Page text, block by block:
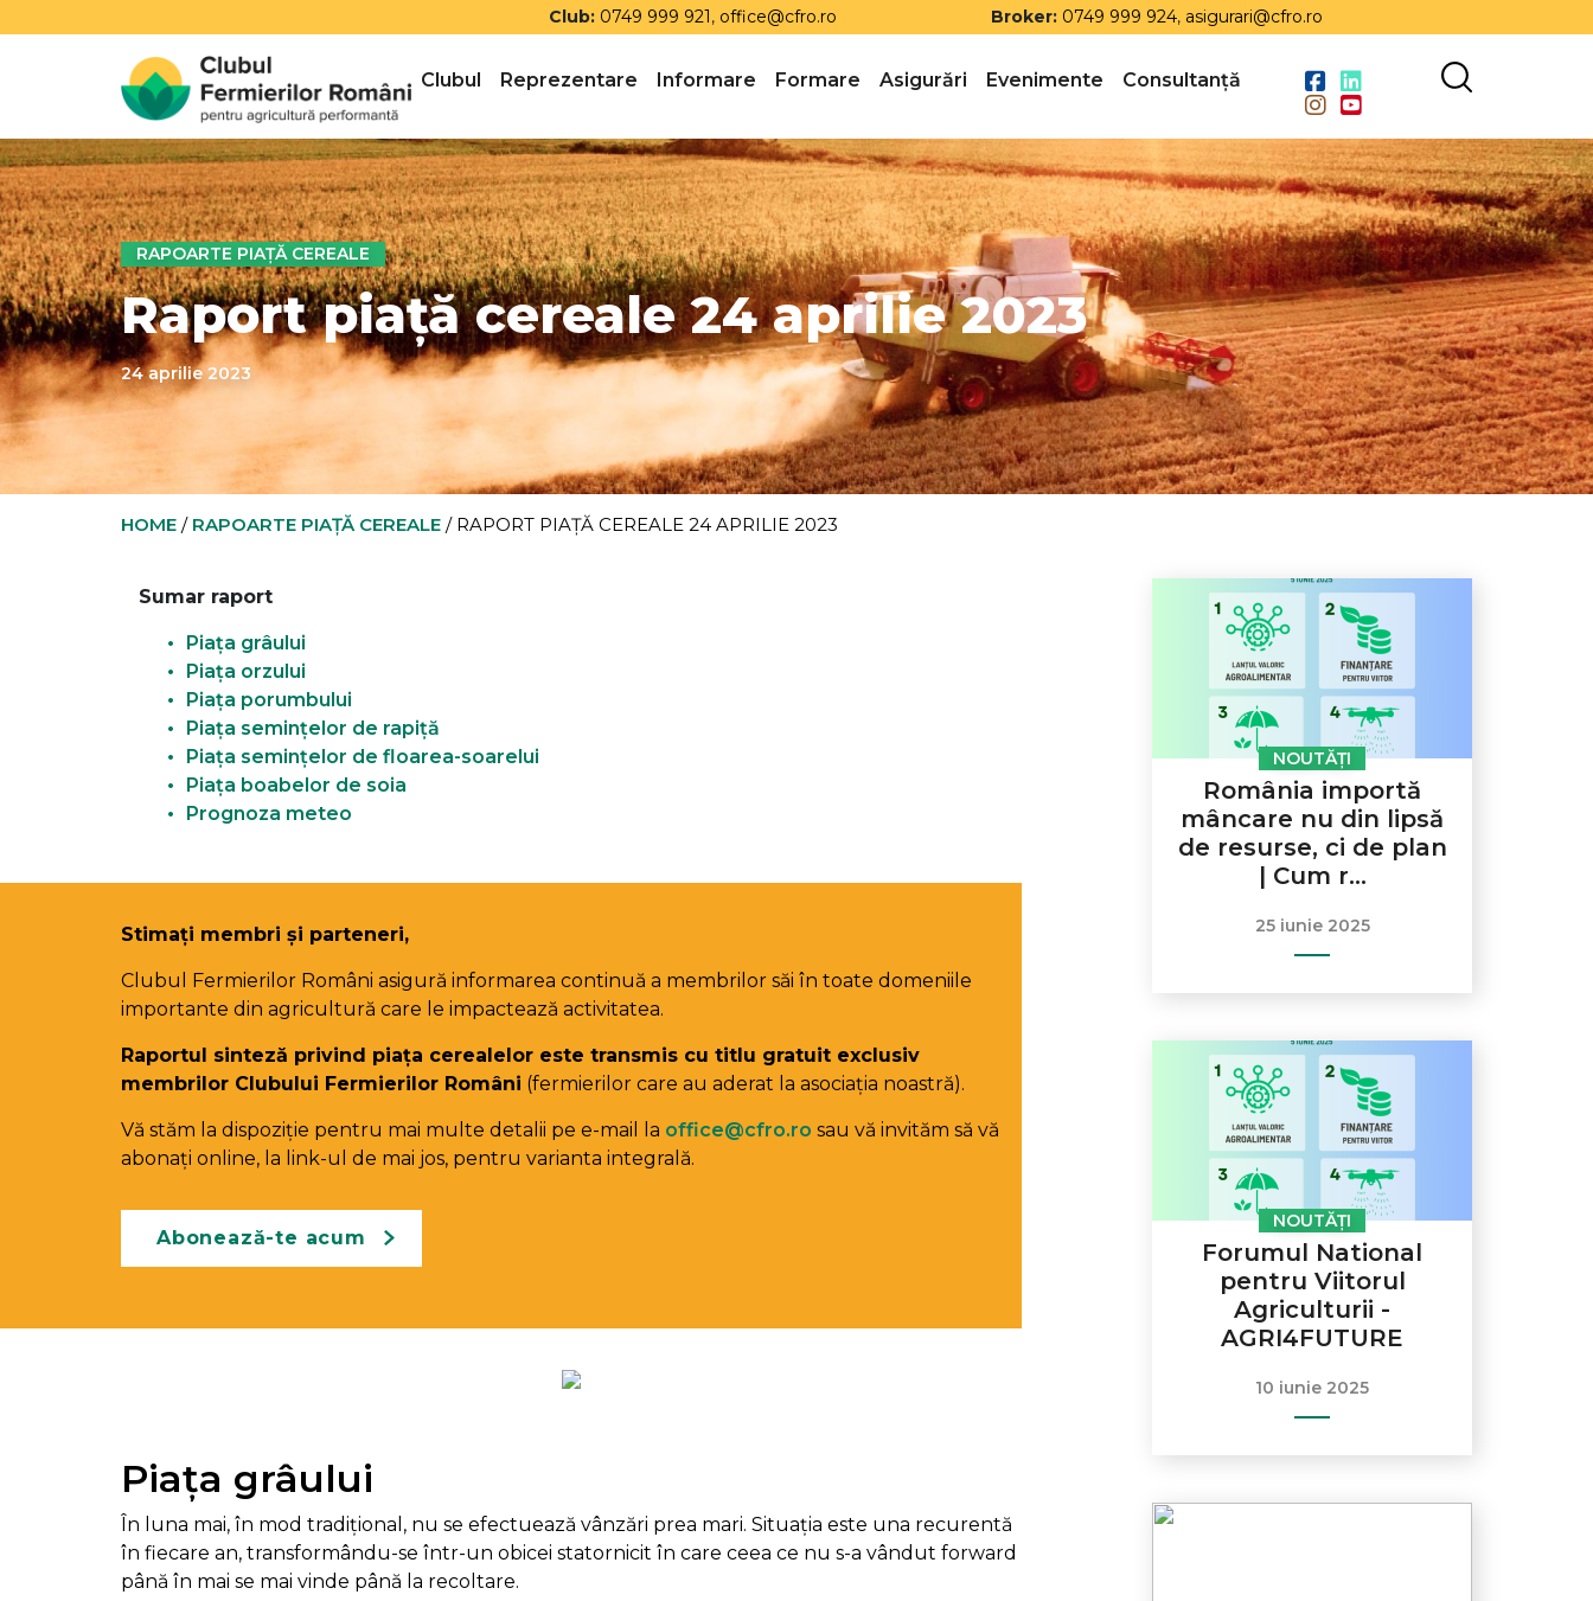
Club: 0749 999 921, office@cfro.ro Broker: 0749 999 924, asigurari@cfro.ro
Clubul Reprezentare Informare Formare Asigurări Evenimente Consultanță
RAPOARTE PIAȚĂ CEREALE
Raport piață cereale 24 aprilie 2023
24 aprilie 2023
HOME / RAPOARTE PIAȚĂ CEREALE / RAPORT PIAȚĂ CEREALE 24 APRILIE 2023
Sumar raport
Piața grâului
Piața orzului
Piața porumbului
Piața semințelor de rapiță
Piața semințelor de floarea-soarelui
Piața boabelor de soia
Prognoza meteo
Stimați membri și parteneri,
Clubul Fermierilor Români asigură informarea continuă a membrilor săi în toate domeniile
importante din agricultură care le impactează activitatea.
Raportul sinteză privind piața cerealelor este transmis cu titlu gratuit exclusiv
membrilor Clubului Fermierilor Români (fermierilor care au aderat la asociația noastră).
Vă stăm la dispoziție pentru mai multe detalii pe e-mail la office@cfro.ro sau vă invităm să vă
abonați online, la link-ul de mai jos, pentru varianta integrală.
Abonează-te acum
Piața grâului
În luna mai, în mod tradițional, nu se efectuează vânzări prea mari. Situația este una recurentă
în fiecare an, transformându-se într-un obicei statornicit în care ceea ce nu s-a vândut forward
până în mai se mai vinde până la recoltare.
NOUTĂȚI
România importă
mâncare nu din lipsă
de resurse, ci de plan
| Cum r...
25 iunie 2025
NOUTĂȚI
Forumul National
pentru Viitorul
Agriculturii -
AGRI4FUTURE
10 iunie 2025